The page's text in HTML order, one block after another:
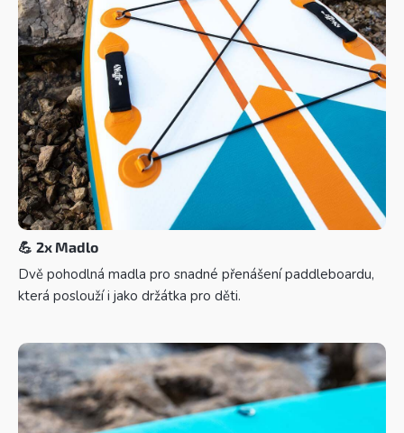
💪 2x Madlo
Dvě pohodlná madla pro snadné přenášení paddleboardu,
která poslouží i jako držátka pro děti.